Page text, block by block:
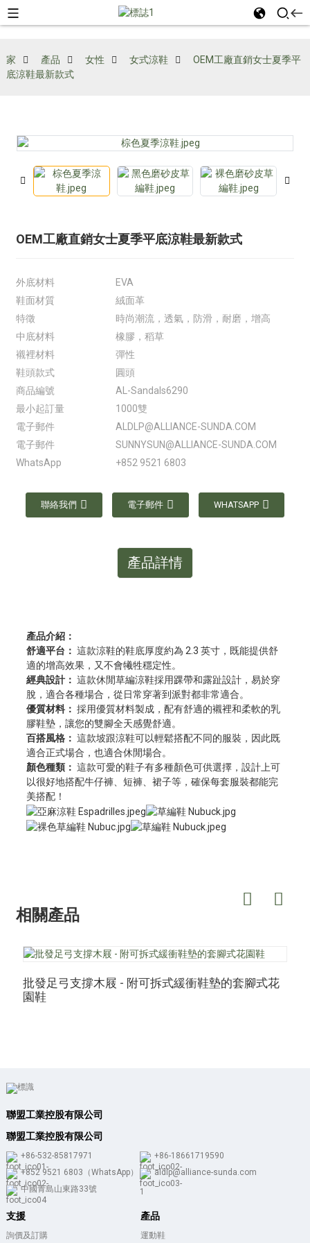
家 產品 女性 女式涼鞋
OEM工廠直銷女士夏季平
底涼鞋最新款式
OEM工廠直銷女士夏季平底涼鞋最新款式
外底材料
EVA
鞋面材質
絨面革
特徵
時尚潮流，透氣，防滑，耐磨，增高
中底材料
橡膠，稻草
襯裡材料
彈性
鞋頭款式
圓頭
商品編號
AL-Sandals6290
最小起訂量
1000雙
電子郵件
ALDLP@ALLIANCE-SUNDA.COM
電子郵件
SUNNYSUN@ALLIANCE-SUNDA.COM
WhatsApp
+852 9521 6803
聯絡我們 電子郵件 WHATSAPP
產品詳情
產品介紹：
舒適平台： 這款涼鞋的鞋底厚度約為 2.3 英寸，既能提供舒
適的增高效果，又不會犧牲穩定性。
經典設計： 這款休閒草編涼鞋採用踝帶和露趾設計，易於穿
脫，適合各種場合，從日常穿著到派對都非常適合。
優質材料： 採用優質材料製成，配有舒適的襯裡和柔軟的乳
膠鞋墊，讓您的雙腳全天感覺舒適。
百搭風格： 這款坡跟涼鞋可以輕鬆搭配不同的服裝，因此既
適合正式場合，也適合休閒場合。
顏色種類： 這款可愛的鞋子有多種顏色可供選擇，設計上可
以很好地搭配牛仔褲、短褲、裙子等，確保每套服裝都能完
美搭配！
相關產品
批發足弓支撐木屐 - 附可拆式緩衝鞋墊的套腳式花
園鞋
聯盟工業控股有限公司
聯盟工業控股有限公司
+86-532-85817971
+86-18661719590
+852 9521 6803（WhatsApp）
aldlp@alliance-sunda.com
中國青島山東路33號
支援
詢價及訂購
產品
運動鞋